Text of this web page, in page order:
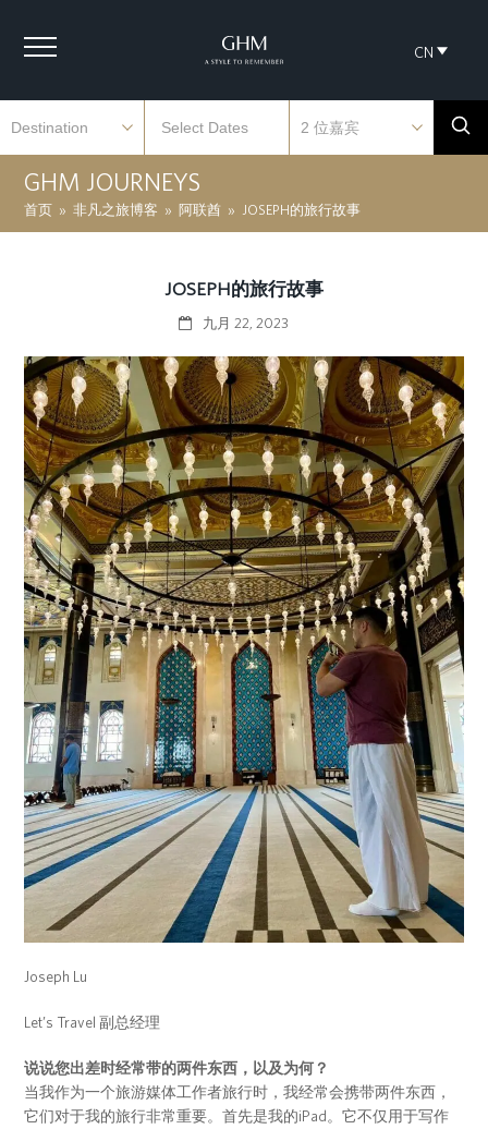
CN
GHM JOURNEYS
首页 » 非凡之旅博客 » 阿联酋 » JOSEPH的旅行故事
JOSEPH的旅行故事
九月 22, 2023
Joseph Lu
Let’s Travel 副总经理
说说您出差时经常带的两件东西，以及为何？
当我作为一个旅游媒体工作者旅行时，我经常会携带两件东西，
它们对于我的旅行非常重要。首先是我的iPad。它不仅用于写作